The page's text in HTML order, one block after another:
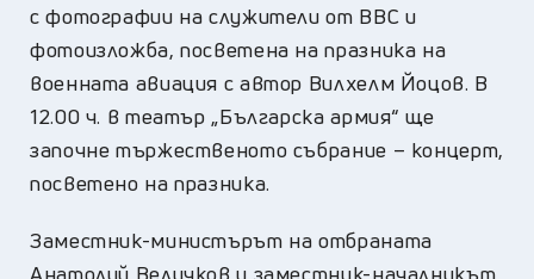
с фотографии на служители от ВВС и
фотоизложба, посветена на празника на
военната авиация с автор Вилхелм Йоцов. В
12.00 ч. в театър „Българска армия“ ще
започне тържественото събрание – концерт,
посветено на празника.
Заместник-министърът на отбраната
Анатолий Величков и заместник-началникът